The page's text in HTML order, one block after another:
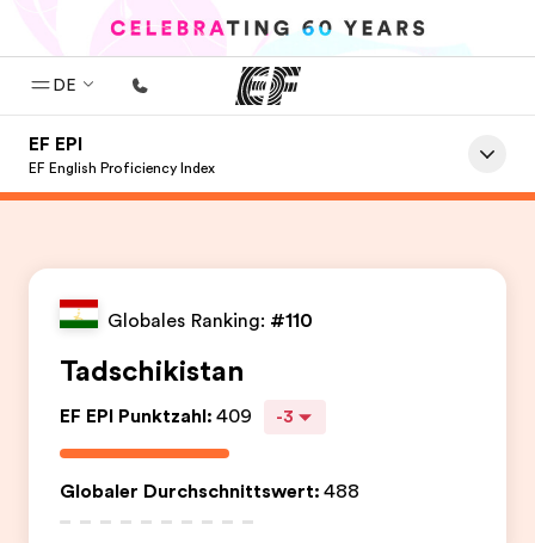
DE
Home
Willkommen bei EF
Büros in der Nähe
Über uns
Karriere
EF EPI
EF English Proficiency Index
Globales Ranking: #110
Tadschikistan
EF EPI Punktzahl: 409 -3
Globaler Durchschnittswert: 488